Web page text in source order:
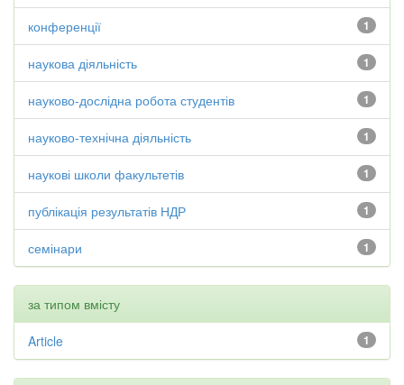
1
конференції
1
наукова діяльність
1
науково-дослідна робота студентів
1
науково-технічна діяльність
1
наукові школи факультетів
1
публікація результатів НДР
1
семінари
за типом вмісту
1
Article